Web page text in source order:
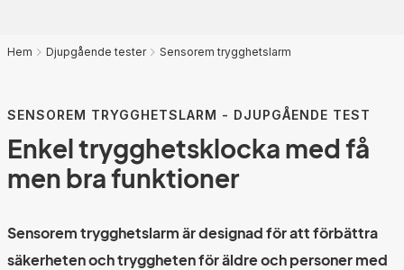
Hem Djupgående tester Sensorem trygghetslarm
SENSOREM TRYGGHETSLARM - DJUPGÅENDE TEST
Enkel trygghetsklocka med få
men bra funktioner
Sensorem trygghetslarm är designad för att förbättra
säkerheten och tryggheten för äldre och personer med